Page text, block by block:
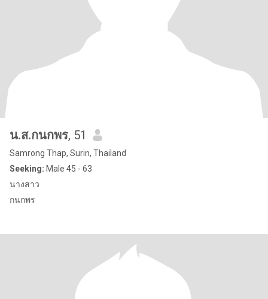
น.ส.กนกพร, 51
Samrong Thap, Surin, Thailand
Seeking: Male 45 - 63
นางสาว
กนกพร